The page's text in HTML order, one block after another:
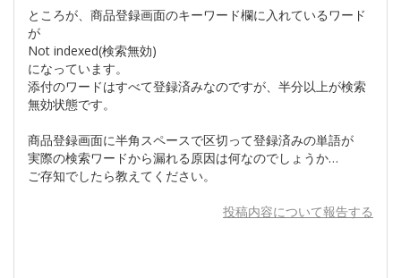
ところが、商品登録画面のキーワード欄に入れているワード
が
Not indexed(検索無効)
になっています。
添付のワードはすべて登録済みなのですが、半分以上が検索
無効状態です。
商品登録画面に半角スペースで区切って登録済みの単語が
実際の検索ワードから漏れる原因は何なのでしょうか…
ご存知でしたら教えてください。
投稿内容について報告する